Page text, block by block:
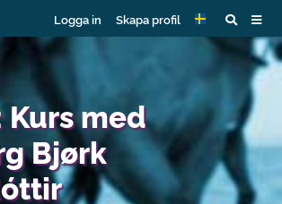
Logga in Skapa profil
Kurs med
Bjørk